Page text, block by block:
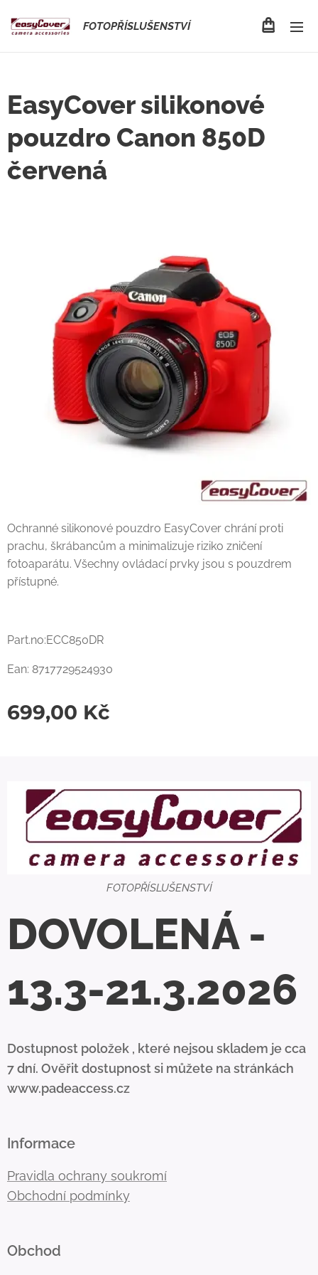
FOTOPŘÍSLUŠENSTVÍ
EasyCover silikonové
pouzdro Canon 850D
červená
Ochranné silikonové pouzdro EasyCover chrání proti
prachu, škrábancům a minimalizuje riziko zničení
fotoaparátu. Všechny ovládací prvky jsou s pouzdrem
přístupné.
Part.no:ECC850DR
Ean: 8717729524930
699,00 Kč
FOTOPŘÍSLUŠENSTVÍ
DOVOLENÁ -
13.3-21.3.2026
Dostupnost položek , které nejsou skladem je cca
7 dní. Ověřit dostupnost si můžete na stránkách
www.padeaccess.cz
Informace
Pravidla ochrany soukromí
Obchodní podmínky
Obchod